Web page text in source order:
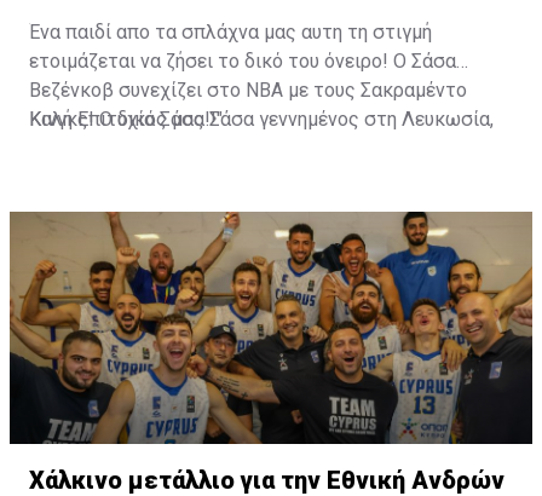
Ένα παιδί απο τα σπλάχνα μας αυτη τη στιγμή
ετοιμάζεται να ζήσει το δικό του όνειρο! Ο Σάσα
Βεζένκοβ συνεχίζει στο ΝΒΑ με τους Σακραμέντο
Κινγκς! Ο δικός μας Σάσα γεννημένος στη Λευκωσία,
Ακολούθησαν Μπαρτσελόνα, Ολυμπιακός (όντας
MVP της φετινής Euroleague!) και τώρα το ΝΒΑ και οι
Σακραμέντο Κινγκς!
Καλή Επιτυχία Σάσα!!".
Χάλκινο μετάλλιο για την Εθνική Ανδρών